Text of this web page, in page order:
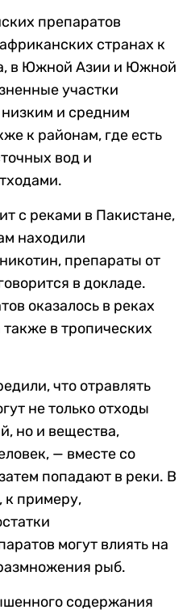
препаратов
странах к
в Южной Азии и Южной
участки
низким и средним
к районам, где есть
вод и
с реками в Пакистане,
находили
препараты от
в докладе.
оказалось в реках
в тропических
что отравлять
не только отходы
но и вещества,
— вместе со
попадают в реки. В
к примеру,
могут влиять на
рыб.
содержания